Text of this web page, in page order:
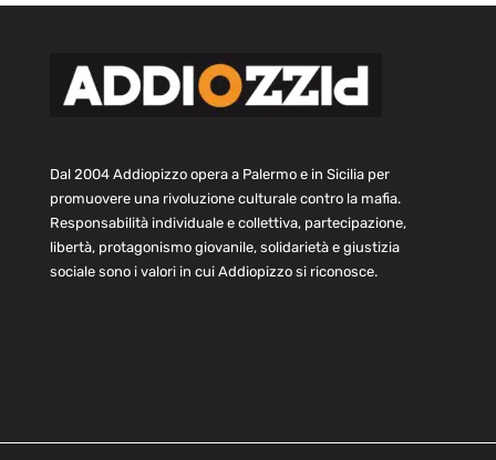
Dal 2004 Addiopizzo opera a Palermo e in Sicilia per
promuovere una rivoluzione culturale contro la mafia.
Responsabilità individuale e collettiva, partecipazione,
libertà, protagonismo giovanile, solidarietà e giustizia
sociale sono i valori in cui Addiopizzo si riconosce.